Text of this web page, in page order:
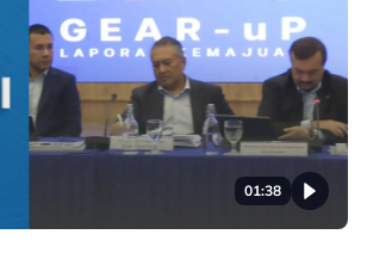
01:38